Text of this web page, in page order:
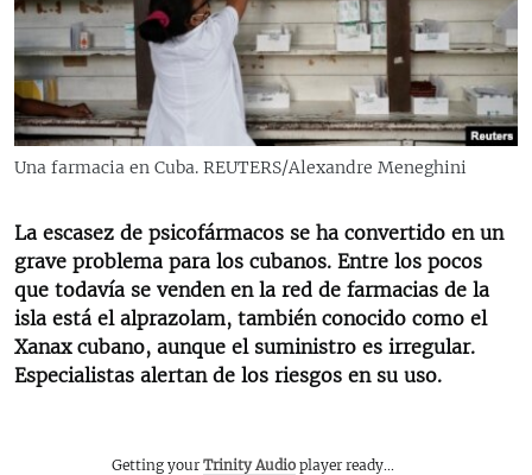
RADIO MARTÍ
ESPECIALES
ESPECIALES
LA REALIDAD DE LA VIVIENDA EN CUBA
KENTU-CUBANO
LOS SANTOS DE HIALEAH
DESINFORMACIÓN RUSA EN AMÉRICA LATINA
LA INVASIÓN DE RUSIA A UCRANIA
MULTIMEDIA
EDITORIALES
Una farmacia en Cuba. REUTERS/Alexandre Meneghini
La escasez de psicofármacos se ha convertido en un
grave problema para los cubanos. Entre los pocos
que todavía se venden en la red de farmacias de la
isla está el alprazolam, también conocido como el
Xanax cubano, aunque el suministro es irregular.
Especialistas alertan de los riesgos en su uso.
Getting yourTrinity Audio player ready...